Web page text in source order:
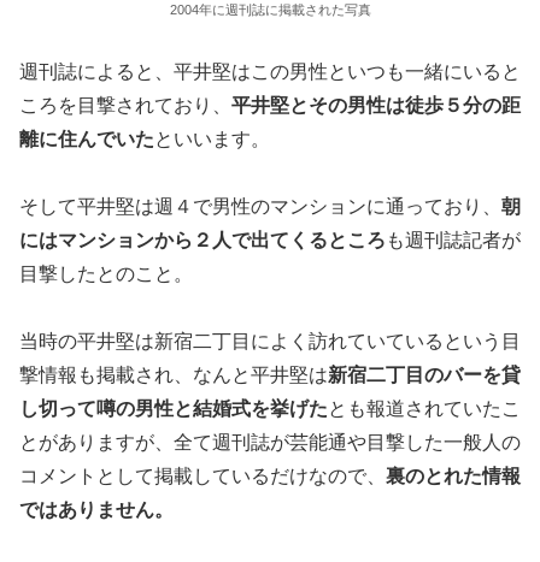
2004年に週刊誌に掲載された写真
週刊誌によると、平井堅はこの男性といつも一緒にいると
ころを目撃されており、 平井堅とその男性は徒歩５分の距
離に住んでいたといいます。
そして平井堅は週４で男性のマンションに通っており、 朝
にはマンションから２人で出てくるところ も週刊誌記者が
目撃したとのこと。
当時の平井堅は新宿二丁目によく訪れていているという目
撃情報も掲載され、なんと平井堅は新宿二丁目のバーを貸
し切って噂の男性と結婚式を挙げたとも報道されていたこ
とがありますが、全て週刊誌が芸能通や目撃した一般人の
コメントとして掲載しているだけなので、 裏のとれた情報
ではありません。